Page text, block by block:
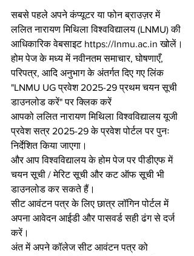
सबसे पहले अपने कंप्यूटर या फोन ब्राउज़र में
ललित नारायण मिथिला विश्वविद्यालय (LNMU) की
आधिकारिक वेबसाइट https://lnmu.ac.in खोलें।
होम पेज के मध्य में नवीनतम समाचार, घोषणाएँ,
परिपत्र, आदि अनुभाग के अंतर्गत दिए गए लिंक
"LNMU UG प्रवेश 2025-29 प्रथम चयन सूची
डाउनलोड करें" पर क्लिक करें
आपको ललित नारायण मिथिला विश्वविद्यालय यूजी
प्रवेश सत्र 2025-29 के प्रवेश पोर्टल पर पुनः
निर्देशित किया जाएगा।
और आप विश्वविद्यालय के होम पेज पर पीडीएफ में
चयन सूची / मेरिट सूची और कट ऑफ सूची भी
डाउनलोड कर सकते हैं।
सीट आवंटन पत्र के लिए छात्र लॉगिन पोर्टल में
अपना आवेदन आईडी और पासवर्ड सही ढंग से दर्ज
करें।
अंत में अपने कॉलेज सीट आवंटन पत्र को